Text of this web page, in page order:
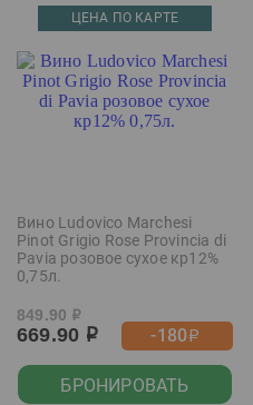
ЦЕНА ПО КАРТЕ
Вино Ludovico Marchesi
Pinot Grigio Rose Provincia di
Pavia розовое сухое кр12%
0,75л.
849.90 р
669.90 р -180р
БРОНИРОВАТЬ